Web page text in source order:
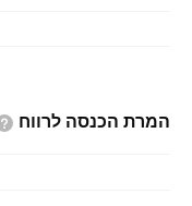
המרת הכנסה לרווח